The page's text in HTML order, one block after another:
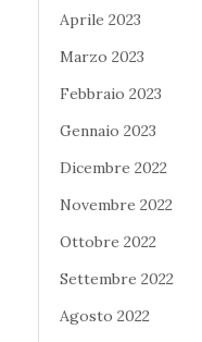
Aprile 2023
Marzo 2023
Febbraio 2023
Gennaio 2023
Dicembre 2022
Novembre 2022
Ottobre 2022
Settembre 2022
Agosto 2022